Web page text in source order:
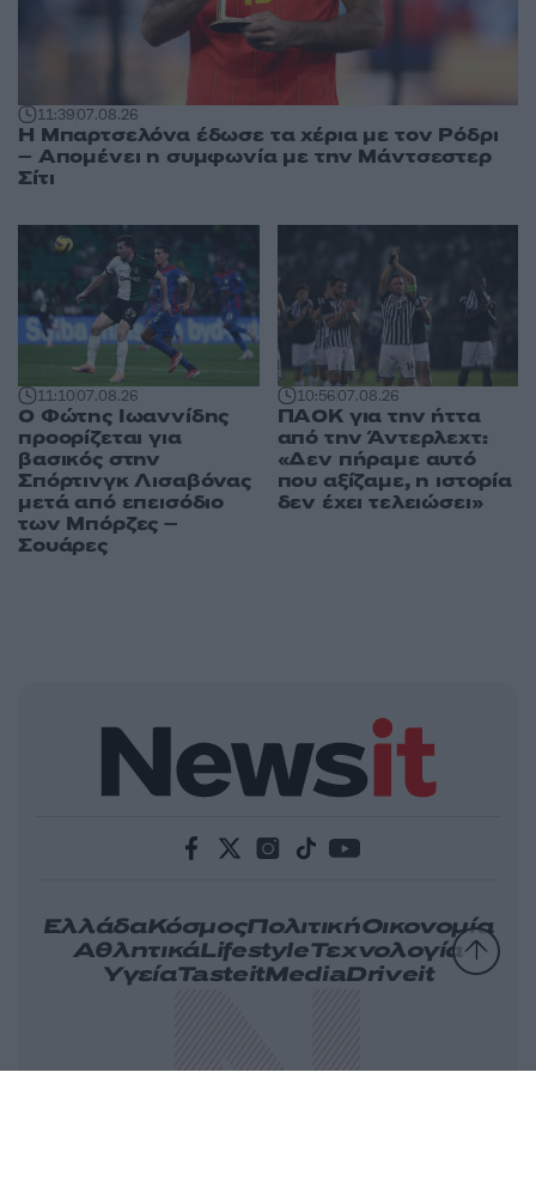
11:3907.08.26
Η Μπαρτσελόνα έδωσε τα χέρια με τον Ρόδρι
– Απομένει η συμφωνία με την Μάντσεστερ
Σίτι
11:1007.08.26
Ο Φώτης Ιωαννίδης
προορίζεται για
βασικός στην
Σπόρτινγκ Λισαβόνας
μετά από επεισόδιο
των Μπόρζες –
Σουάρες
10:5607.08.26
ΠΑΟΚ για την ήττα
από την Άντερλεχτ:
«Δεν πήραμε αυτό
που αξίζαμε, η ιστορία
δεν έχει τελειώσει»
ΕλλάδαΚόσμοςΠολιτικήΟικονομία
ΑθλητικάLifestyleΤεχνολογία
ΥγείαTasteitMediaDriveit